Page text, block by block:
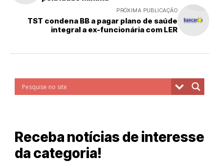
PRÓXIMA PUBLICAÇÃO
TST condena BB a pagar plano de saúde
integral a ex-funcionária com LER
Receba notícias de interesse
da categoria!